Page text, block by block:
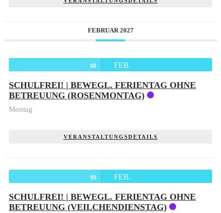
FEBRUAR 2027
08 FEB.
SCHULFREI! | BEWEGL. FERIENTAG OHNE
BETREUUNG (ROSENMONTAG)
Montag
VERANSTALTUNGSDETAILS
09 FEB.
SCHULFREI! | BEWEGL. FERIENTAG OHNE
BETREUUNG (VEILCHENDIENSTAG)